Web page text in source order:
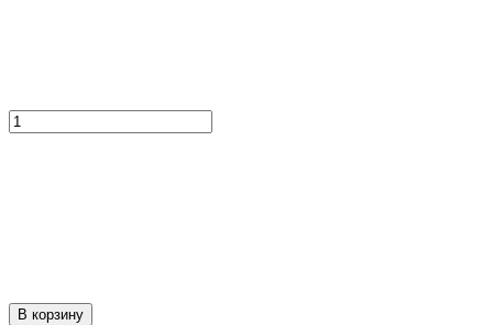
В корзину